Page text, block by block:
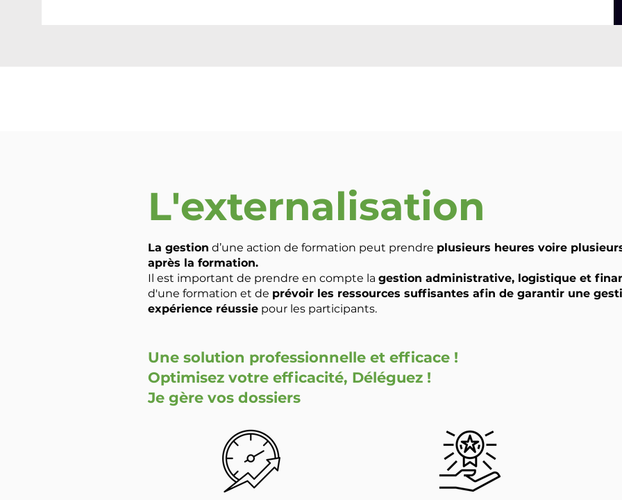
L'externalisation
La gestion d’une action de formation peut prendre plusieurs heures voire
après la formation.
Il est important de prendre en compte la gestion administrative, logistique et
d'une formation et de prévoir les ressources suffisantes afin de garantir une
expérience réussie pour les participants.
Une solution professionnelle et efficace !
Optimisez votre efficacité, Déléguez !
Je gère vos dossiers